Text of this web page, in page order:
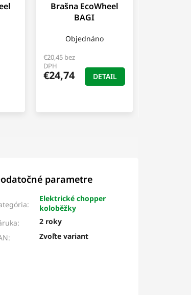
Brašna EcoWheel
BAGI
Objednáno
€20,45 bez
DPH
€24,74 DETAIL
parametre
:
Elektrické chopper
koloběžky
:
2 roky
: Zvoľte variant